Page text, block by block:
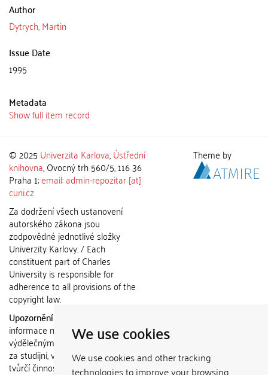
We use cookies
We use cookies and other tracking
technologies to improve your browsing
Author
Dytrych, Martin
Issue Date
1995
Metadata
Show full item record
© 2025 Univerzita Karlova,Ústřední
knihovna, Ovocný trh 560/5, 116 36
Praha 1;email: admin-repozitar [at]
cuni.cz
Za dodržení všech ustanovení
autorského zákona jsou
zodpovědné jednotlivé složky
Univerzity Karlovy. / Each
constituent part of Charles
University is responsible for
adherence to all provisions of the
copyright law.
Upozornění / Notice:
informace nemohou být použity k
výdělečným účelům nebo vydávány
za studijní, vědeckou nebo jinou
tvůrčí činnost jiné osoby než autora.
Theme by